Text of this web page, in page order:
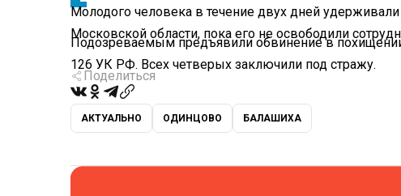
Молодого человека в течение двух дней
Московской области, пока его не освободили
Подозреваемым предъявили обвинение в
126 УК РФ. Всех четверых заключили под стражу.
Поделиться
АКТУАЛЬНО ОДИНЦОВО БАЛАШИХА